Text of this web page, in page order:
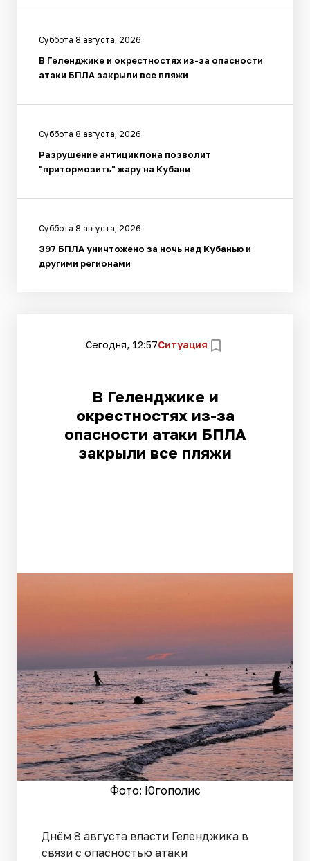
Суббота 8 августа, 2026
В Геленджике и окрестностях из-за опасности
атаки БПЛА закрыли все пляжи
Суббота 8 августа, 2026
Разрушение антициклона позволит
"притормозить" жару на Кубани
Суббота 8 августа, 2026
397 БПЛА уничтожено за ночь над Кубанью и
другими регионами
Сегодня, 12:57Ситуация
В Геленджике и
окрестностях из-за
опасности атаки БПЛА
закрыли все пляжи
Фото: Югополис
Днём 8 августа власти Геленджика в
связи с опасностью атаки